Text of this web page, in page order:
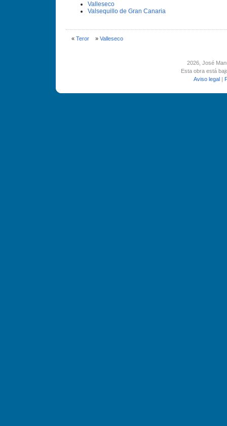
Valleseco
Valsequillo de Gran Canaria
« Teror» Valleseco
2026, José
Esta obra está
Aviso legal |